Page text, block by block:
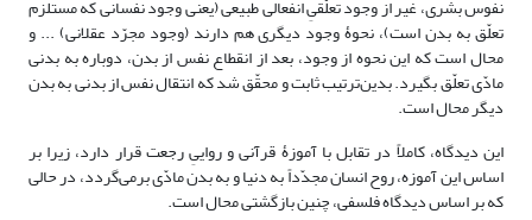
نفوس بشری، غیر از وجود تعلّقیِ انفعالی طبیعی (یعنی وجود نفسانی که مستلزم
تعلّق به بدن است)، نحوۀ وجود دیگری هم دارند (وجود مجرّد عقلانی) ... و
محال است که این نحوه از وجود، بعد از انقطاع نفس از بدن، دوباره به بدنی
مادّی تعلّق بگیرد. بدین‌ترتیب ثابت و محقّق شد که انتقال نفس از بدنی به بدن
دیگر محال است.
این دیدگاه، کاملاً در تقابل با آموزۀ قرآنی و رواییِ رجعت قرار دارد، زیرا بر
اساس این آموزه، روح انسان مجدّداً به دنیا و به بدن مادّی برمی‌گردد، در حالی
که بر اساس دیدگاه فلسفی، چنین بازگشتی محال است.